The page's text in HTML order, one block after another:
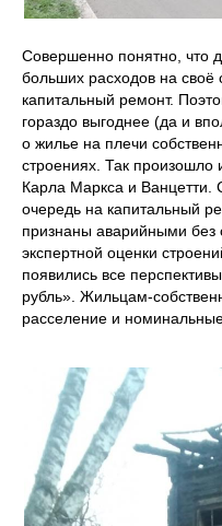
Совершенно понятно, что
больших расходов на
капитальный ремонт.
гораздо выгоднее (да и
о жилье на плечи
строениях. Так
Карла Маркса и
очередь на капитальный
признаны аварийными без
экспертной оценки
появились все
рубль». Жильцам-
расселение и